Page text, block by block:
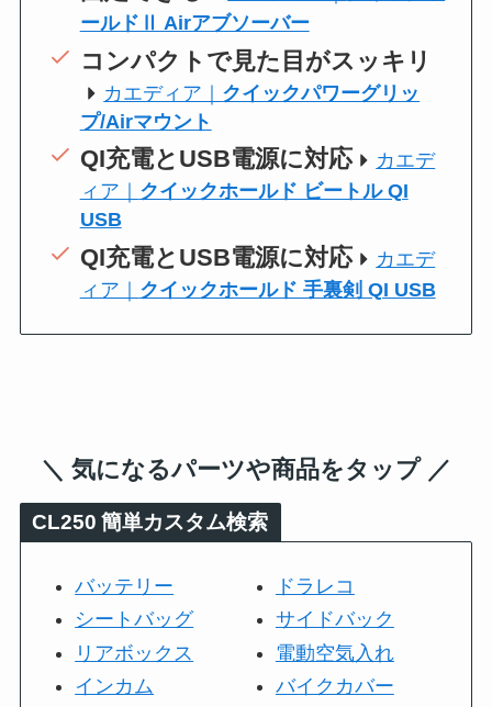
ールドⅡ Airアブソーバー
コンパクトで見た目がスッキリ
カエディア｜ クイックパワーグリッ
プ/Airマウント
QI充電とUSB電源に対応
カエデ
ィア｜ クイックホールド ビートル QI
USB
QI充電とUSB電源に対応
カエデ
ィア｜ クイックホールド 手裏剣 QI USB
＼ 気になるパーツや商品をタップ ／
CL250 簡単カスタム検索
バッテリー
シートバッグ
リアボックス
インカム
ドラレコ
サイドバック
電動空気入れ
バイクカバー